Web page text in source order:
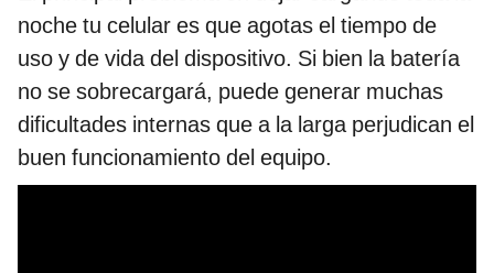
noche tu celular es que agotas el tiempo de
uso y de vida del dispositivo. Si bien la batería
no se sobrecargará, puede generar muchas
dificultades internas que a la larga perjudican el
buen funcionamiento del equipo.